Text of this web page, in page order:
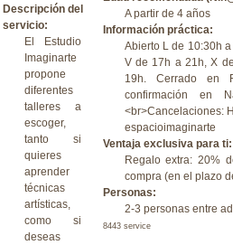
Descripción del
servicio:
El Estudio
Imaginarte
propone
diferentes
talleres a
escoger,
tanto si
quieres
aprender
técnicas
artísticas,
como si
deseas
A partir de 4 años
Información práctica:
Abierto L de 10:30h
V de 17h a 21h, X
19h. Cerrado en
confirmación en
<br>Cancelaciones:
espacioimaginarte
Ventaja exclusiva para ti:
Regalo extra: 20%
compra (en el plazo
Personas:
2-3 personas entre
8443 service